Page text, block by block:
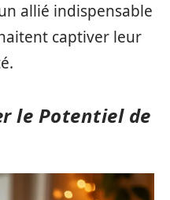
allié indispensable
captiver leur
le Potentiel de